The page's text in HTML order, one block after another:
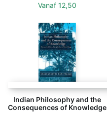
Vanaf 12,50
Indian Philosophy and the
Consequences of Knowledge